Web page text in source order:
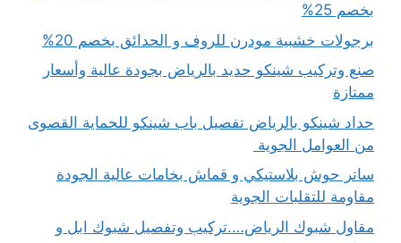
بخصم 25%
برجولات خشبية مودرن للروف و الحدائق بخصم 20%
صنع وتركيب شينكو حديد بالرياض بجودة عالية وأسعار
ممتازة
حداد شينكو بالرياض تفصيل باب شينكو للحماية القصوى
من العوامل الجوية
ساتر حوش بلاستيكي و قماش بخامات عالية الجودة
مقاومة للتقلبات الجوية
مقاول شبوك الرياض….تركيب وتفصيل شبوك ابل و